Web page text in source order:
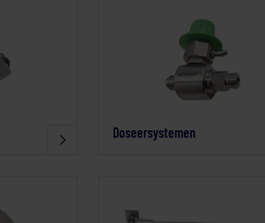
Doseersystemen